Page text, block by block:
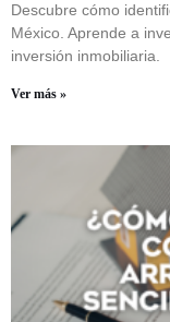
Descubre cómo
México. Aprende a
inversión inmobiliaria.
Ver más »